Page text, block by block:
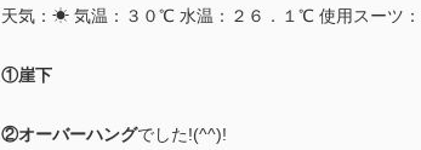
天気：☀ 気温：３０℃ 水温：２６．１℃ 使用スーツ：
①崖下
②オーバーハングでした!(^^)!